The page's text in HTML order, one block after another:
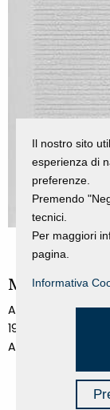
Manoscritto
Alessandro
1979
Acrilico su tela
Il nostro sito
esperienza di
preferenze.
Premendo
tecnici.
Per maggiori
pagina.
Informativa